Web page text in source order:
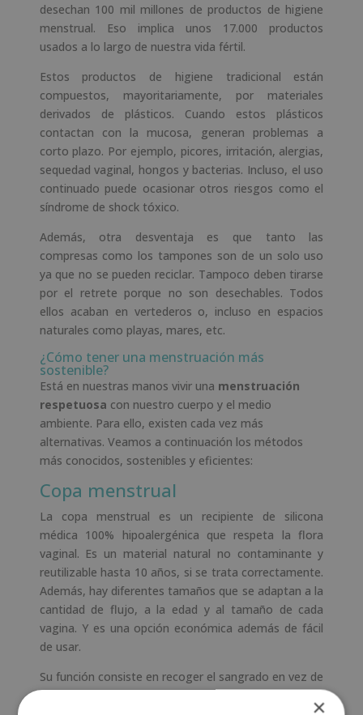
desechan 100 mil millones de productos de higiene
menstrual. Eso implica unos 17.000 productos
usados a lo largo de nuestra vida fértil.
Estos productos de higiene tradicional están
compuestos, mayoritariamente, por materiales
derivados de plásticos. Cuando estos plásticos
contactan con la mucosa, generan problemas a
corto plazo. Por ejemplo, picores, irritación, alergias,
sequedad vaginal, hongos y bacterias. Incluso, el uso
continuado puede ocasionar otros riesgos como el
síndrome de shock tóxico.
Además, otra desventaja es que tanto las
compresas como los tampones son de un solo uso
ya que no se pueden reciclar. Tampoco deben tirarse
por el retrete porque no son desechables. Todos
ellos acaban en vertederos o, incluso en espacios
naturales como playas, mares, etc.
¿Cómo tener una menstruación más
sostenible?
Está en nuestras manos vivir una menstruación
respetuosa con nuestro cuerpo y el medio
ambiente. Para ello, existen cada vez más
alternativas. Veamos a continuación los métodos
más conocidos, sostenibles y eficientes:
Copa menstrual
La copa menstrual es un recipiente de silicona
médica 100% hipoalergénica que respeta la flora
vaginal. Es un material natural no contaminante y
reutilizable hasta 10 años, si se trata correctamente.
Además, hay diferentes tamaños que se adaptan a la
cantidad de flujo, a la edad y al tamaño de cada
vagina. Y es una opción económica además de fácil
de usar.
Su función consiste en recoger el sangrado en vez de
absorberlo. Gracias a este método, no aparecen
×